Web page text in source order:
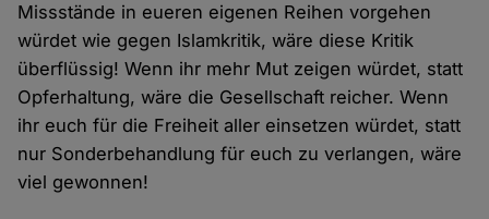
Missstände in eueren eigenen Reihen vorgehen
würdet wie gegen Islamkritik, wäre diese Kritik
überflüssig! Wenn ihr mehr Mut zeigen würdet, statt
Opferhaltung, wäre die Gesellschaft reicher. Wenn
ihr euch für die Freiheit aller einsetzen würdet, statt
nur Sonderbehandlung für euch zu verlangen, wäre
viel gewonnen!